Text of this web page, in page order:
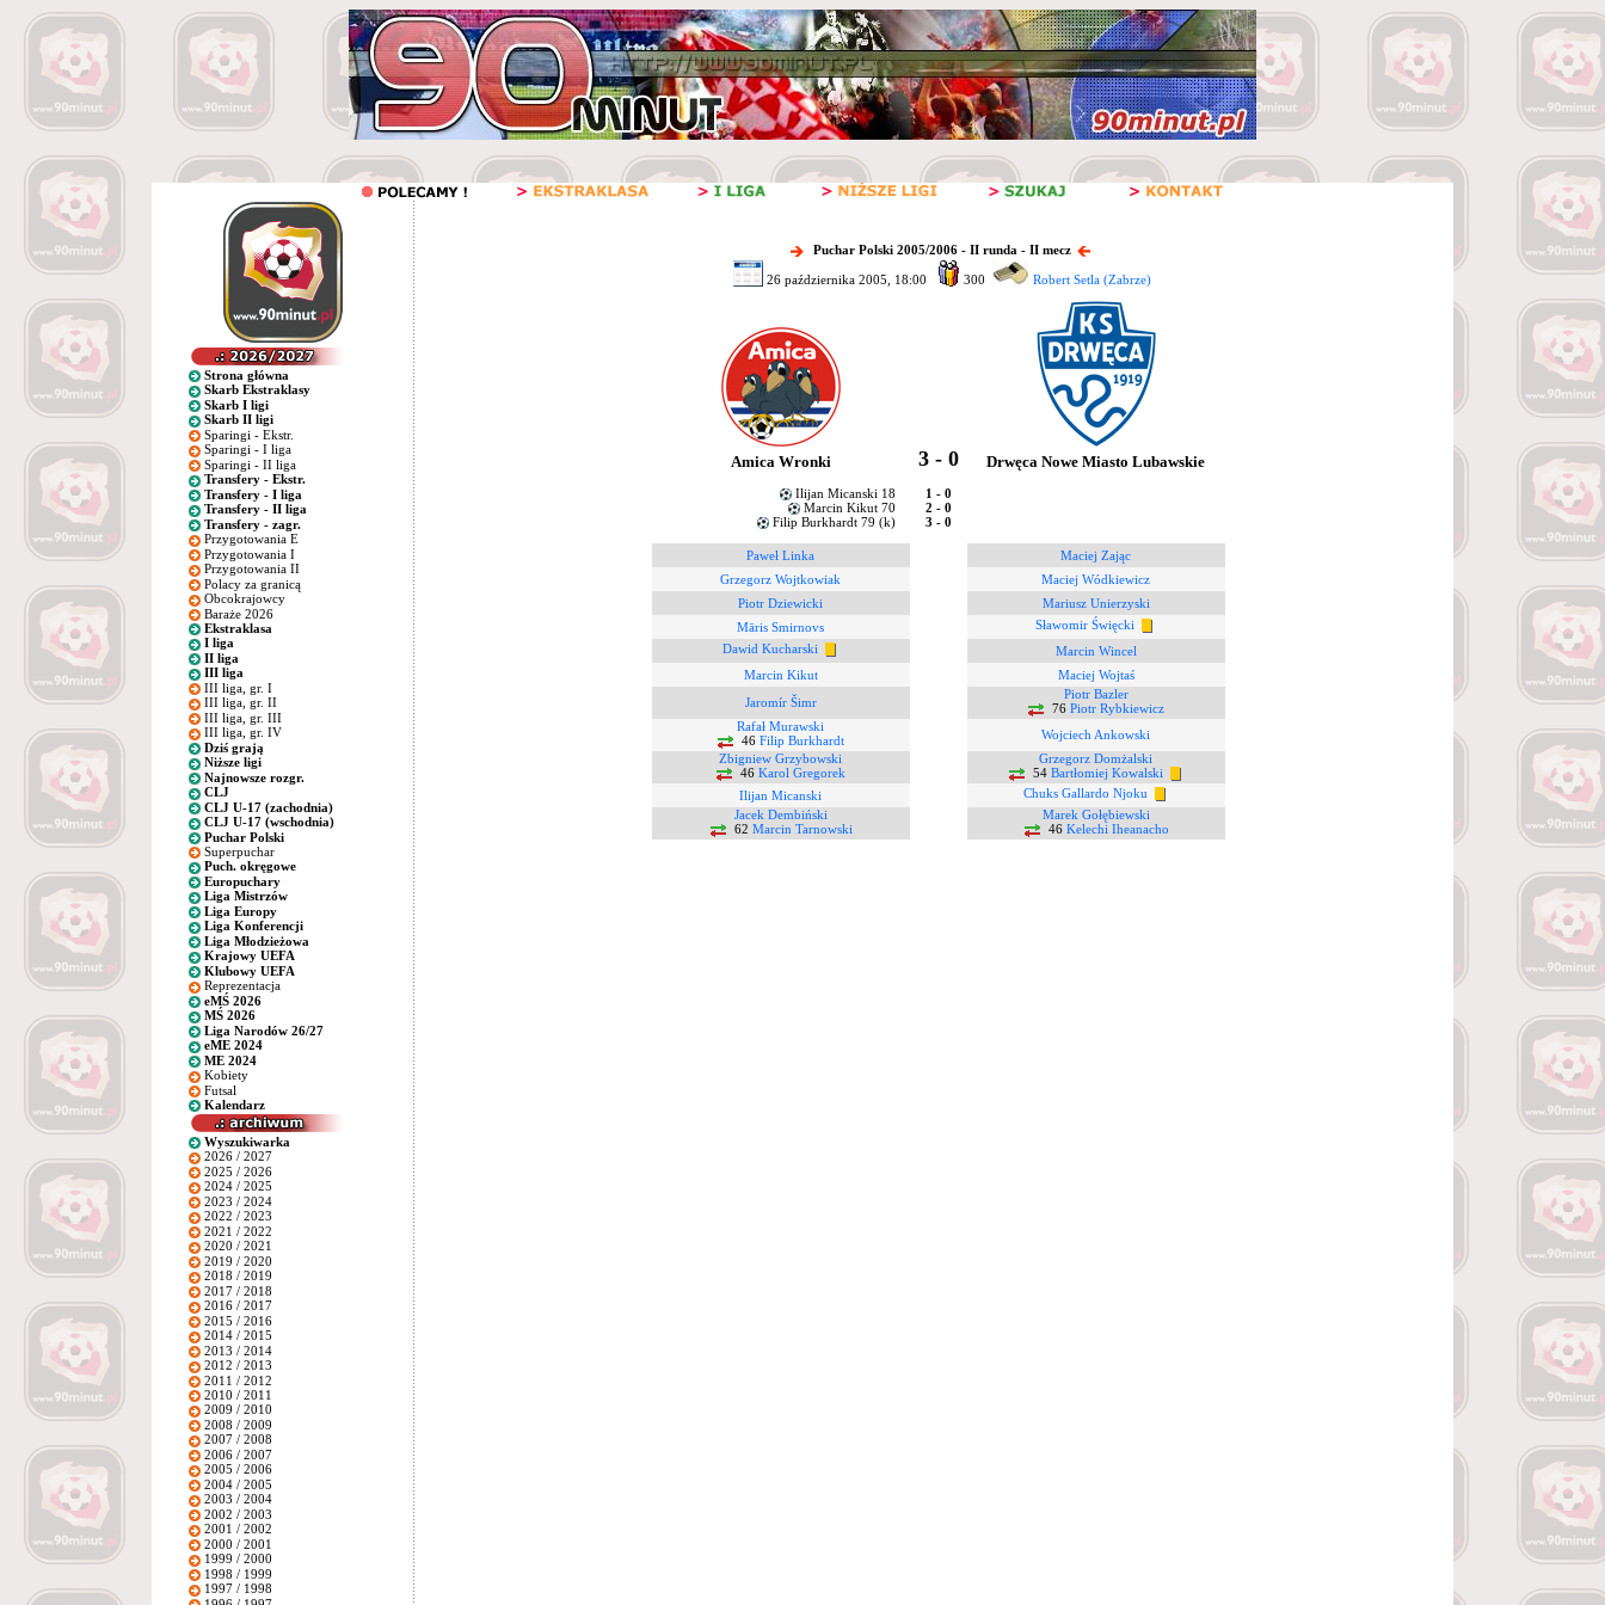
Strona główna
Skarb Ekstraklasy
Skarb I ligi
Skarb II ligi
Sparingi - Ekstr.
Sparingi - I liga
Sparingi - II liga
Transfery - Ekstr.
Transfery - I liga
Transfery - II liga
Transfery - zagr.
Przygotowania E
Przygotowania I
Przygotowania II
Polacy za granicą
Obcokrajowcy
Baraże 2026
Ekstraklasa
I liga
II liga
III liga
III liga, gr. I
III liga, gr. II
III liga, gr. III
III liga, gr. IV
Dziś grają
Niższe ligi
Najnowsze rozgr.
CLJ
CLJ U-17 (zachodnia)
CLJ U-17 (wschodnia)
Puchar Polski
Superpuchar
Puch. okręgowe
Europuchary
Liga Mistrzów
Liga Europy
Liga Konferencji
Liga Młodzieżowa
Krajowy UEFA
Klubowy UEFA
Reprezentacja
eMŚ 2026
MŚ 2026
Liga Narodów 26/27
eME 2024
ME 2024
Kobiety
Futsal
Kalendarz
Wyszukiwarka
2026 / 2027
2025 / 2026
2024 / 2025
2023 / 2024
2022 / 2023
2021 / 2022
2020 / 2021
2019 / 2020
2018 / 2019
2017 / 2018
2016 / 2017
2015 / 2016
2014 / 2015
2013 / 2014
2012 / 2013
2011 / 2012
2010 / 2011
2009 / 2010
2008 / 2009
2007 / 2008
2006 / 2007
2005 / 2006
2004 / 2005
2003 / 2004
2002 / 2003
2001 / 2002
2000 / 2001
1999 / 2000
1998 / 1999
1997 / 1998
Puchar Polski 2005/2006 - II runda - II mecz
26 października 2005, 18:00 300 Robert Setla (Zabrze)
Amica Wronki 3 - 0 Drwęca Nowe Miasto Lubawskie
Ilijan Micanski 18
1 - 0
Marcin Kikut 70
2 - 0
Filip Burkhardt 79 (k)
3 - 0
Paweł Linka
Maciej Zając
Grzegorz Wojtkowiak
Maciej Wódkiewicz
Piotr Dziewicki
Mariusz Unierzyski
Māris Smirnovs
Sławomir Święcki
Dawid Kucharski
Marcin Wincel
Marcin Kikut
Maciej Wojtaś
Jaromír Šimr
Piotr Bazler
76 Piotr Rybkiewicz
Rafał Murawski
46 Filip Burkhardt
Wojciech Ankowski
Zbigniew Grzybowski
46 Karol Gregorek
Grzegorz Domżalski
54 Bartłomiej Kowalski
Ilijan Micanski
Chuks Gallardo Njoku
Jacek Dembiński
62 Marcin Tarnowski
Marek Gołębiewski
46 Kelechi Iheanacho